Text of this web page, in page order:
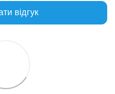
відгук